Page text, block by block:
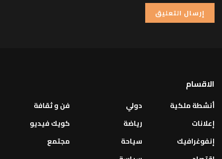
الاقسام
أنشطة ملكية
إعلانات
إنفوغرافيك
دولي
رياضة
سياحة
فن و ثقافة
كويك فيديو
مجتمع